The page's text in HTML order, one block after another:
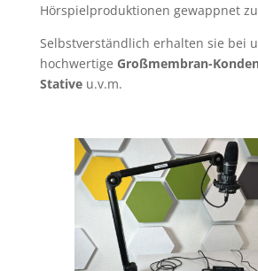
Hörspielproduktionen gewappnet
Selbstverständlich erhalten sie bei
hochwertige Großmembran-
Stativeu.v.m.